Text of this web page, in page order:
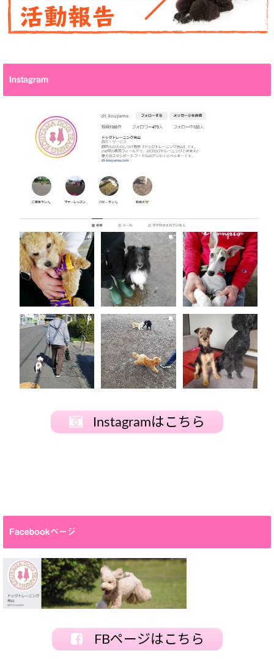
Instagram
Instagramはこちら
Facebookページ
FBページはこちら